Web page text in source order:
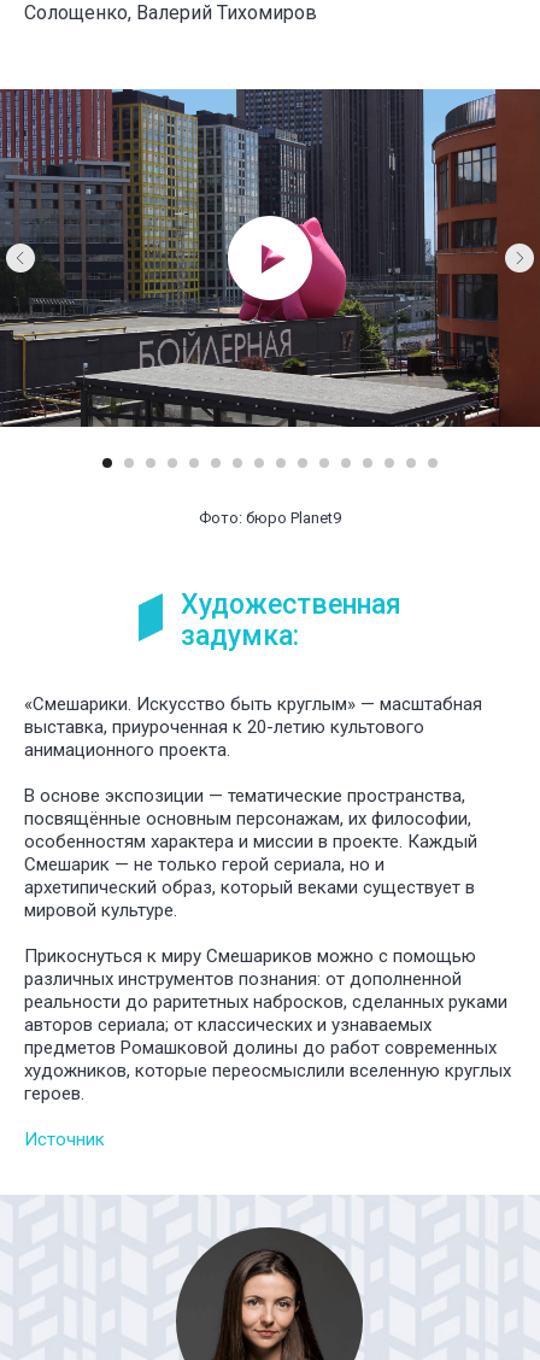
У НАС
ДЛЯ
Солощенко, Валерий Тихомиров
Фото: бюро Planet9
Художественная
задумка:
«Смешарики. Искусство быть круглым» — масштабная
выставка, приуроченная к 20-летию культового
анимационного проекта.
В основе экспозиции — тематические пространства,
посвящённые основным персонажам, их философии,
особенностям характера и миссии в проекте. Каждый
Смешарик — не только герой сериала, но и
архетипический образ, который веками существует в
мировой культуре.
Прикоснуться к миру Смешариков можно с помощью
различных инструментов познания: от дополненной
реальности до раритетных набросков, сделанных руками
авторов сериала; от классических и узнаваемых
предметов Ромашковой долины до работ современных
художников, которые переосмыслили вселенную круглых
героев.
Источник